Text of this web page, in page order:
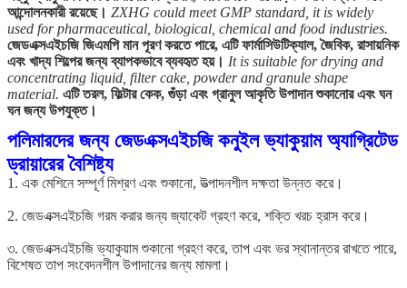
আন্দোলনকারী রয়েছে। ZXHG could meet GMP standard, it is widely
used for pharmaceutical, biological, chemical and food industries.
জেডএক্সএইচজি জিএমপি মান পূরণ করতে পারে, এটি ফার্মাসিউটিক্যাল, জৈবিক, রাসায়নিক
এবং খাদ্য শিল্পের জন্য ব্যাপকভাবে ব্যবহৃত হয়। It is suitable for drying and
concentrating liquid, filter cake, powder and granule shape
material. এটি তরল, ফিল্টার কেক, গুঁড়া এবং গ্রানুল আকৃতি উপাদান শুকানোর এবং ঘন
ঘন জন্য উপযুক্ত।
পলিমারদের জন্য জেডএক্সএইচজি কনুইল ভ্যাকুয়াম অ্যাগ্রিটেড
ড্রায়ারের বৈশিষ্ট্য
1. এক মেশিনে সম্পূর্ণ মিশ্রণ এবং শুকানো, উত্পাদনশীল দক্ষতা উন্নত করে।
2. জেডএক্সএইচজি গরম করার জন্য জ্যাকেট গ্রহণ করে, শক্তি খরচ হ্রাস করে।
৩. জেডএক্সএইচজি ভ্যাকুয়াম শুকানো গ্রহণ করে, তাপ এবং ভর স্থানান্তর রাখতে পারে,
বিশেষত তাপ সংবেদনশীল উপাদানের জন্য মামলা।